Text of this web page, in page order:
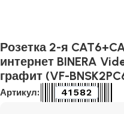
Розетка 2-я
интернет BINERA
графит (VF-
Артикул: 41582